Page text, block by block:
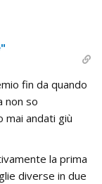
fin da quando
non so
mai andati giù
la prima
diverse in due